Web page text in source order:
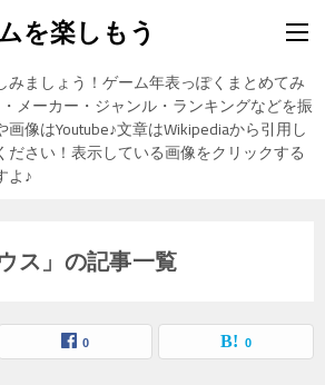
を楽しもう
ましょう！ゲーム年表っぽくまとめてみ
メーカー・ジャンル・ランキングなどを振
像はYoutube♪文章はWikipediaから引用し
さい！表示している画像をクリックする
よ♪
ス」の記事一覧
0 0